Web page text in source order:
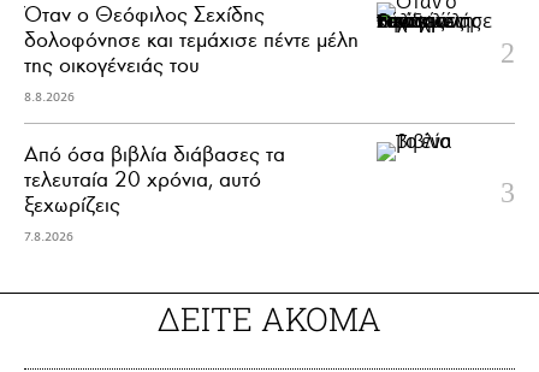
Όταν ο Θεόφιλος Σεχίδης
δολοφόνησε και τεμάχισε πέντε μέλη
της οικογένειάς του
8.8.2026
Από όσα βιβλία διάβασες τα
τελευταία 20 χρόνια, αυτό
ξεχωρίζεις
7.8.2026
ΔΕΙΤΕ ΑΚΟΜΑ